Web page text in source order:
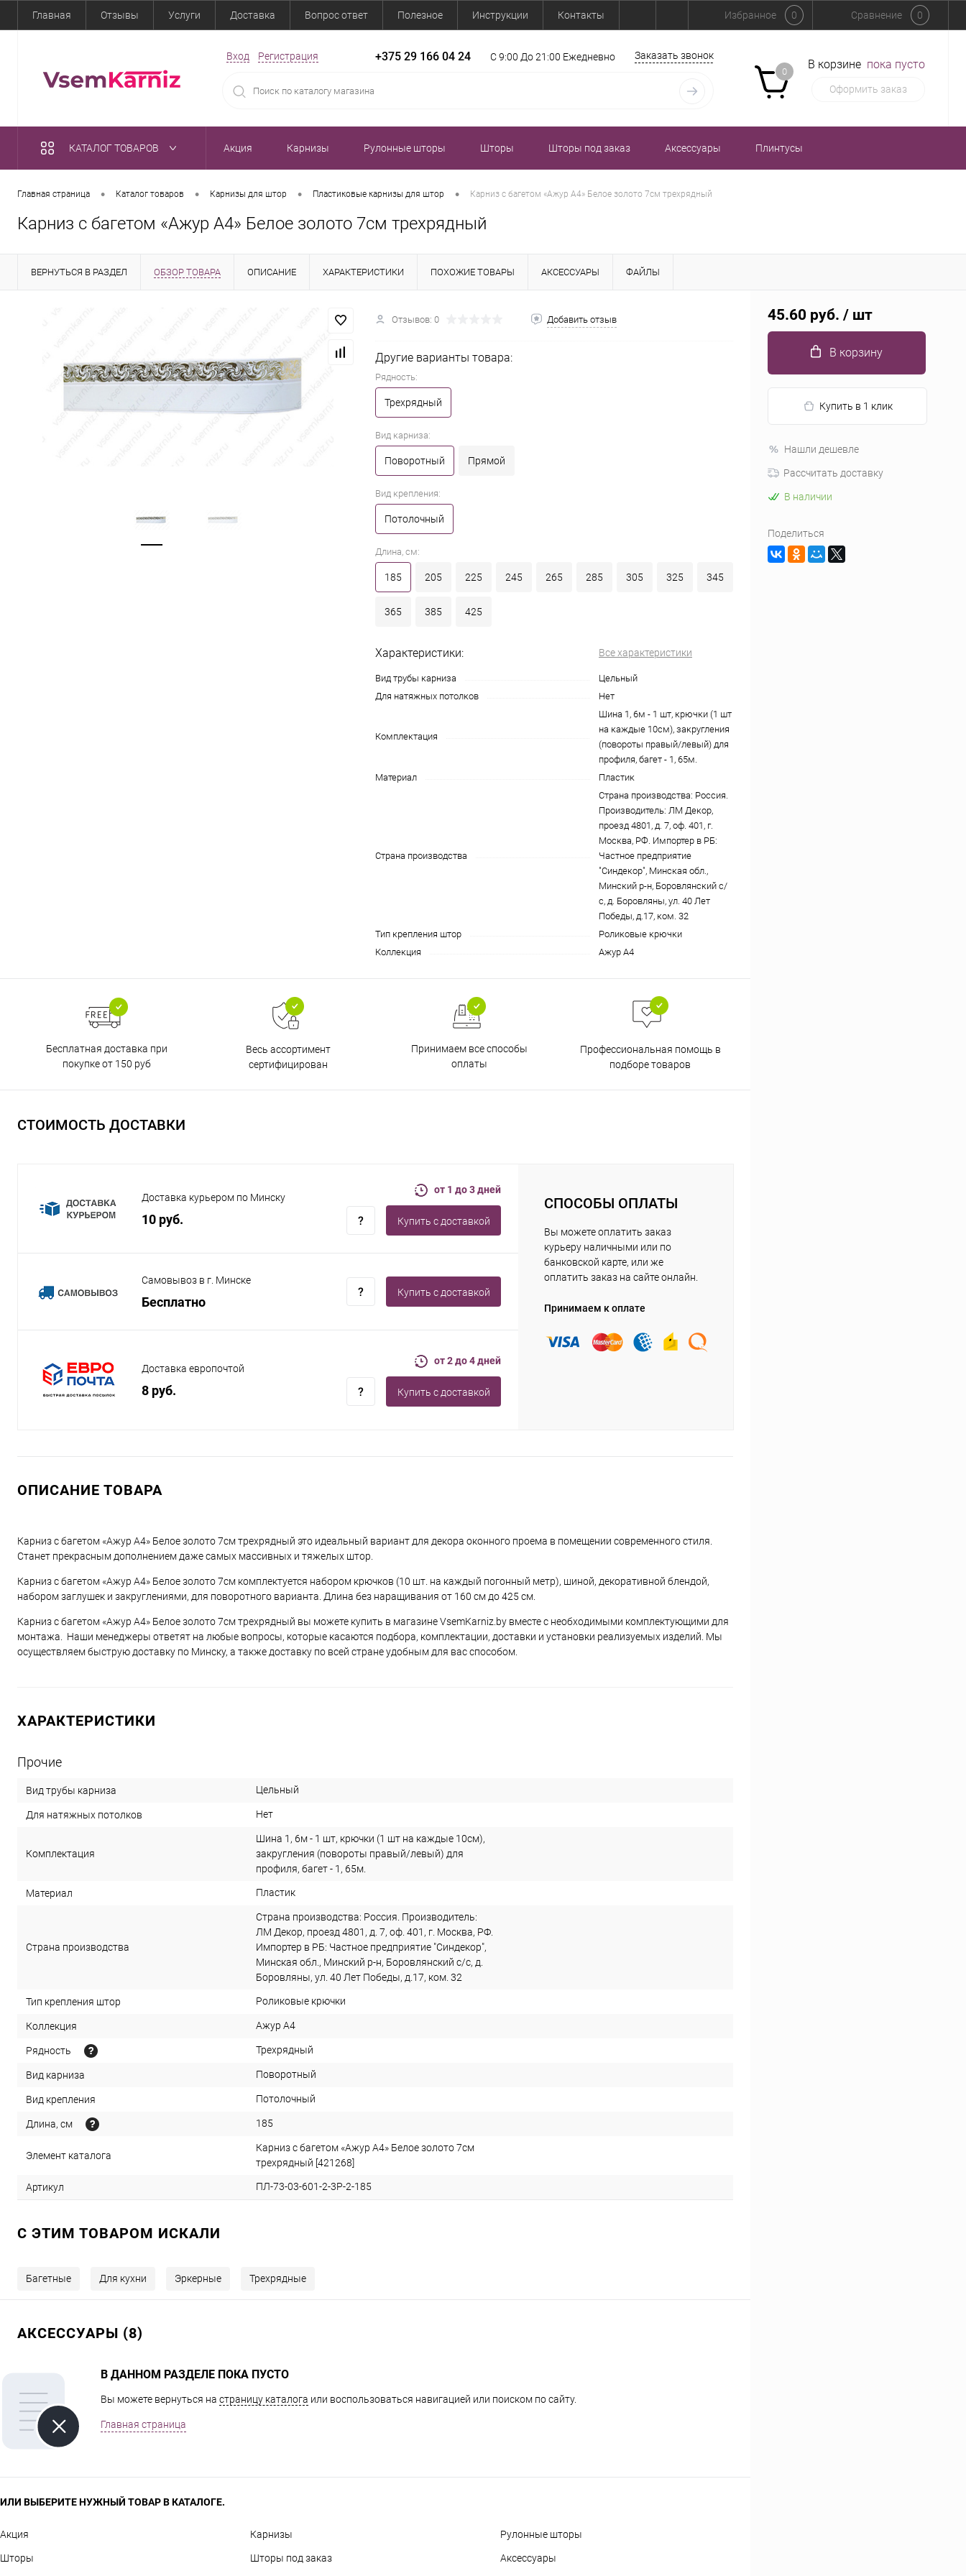
Главная Отзывы Услуги Доставка Вопрос ответ Полезное Инструкции Контакты Избранное 0 Сравнение 0
Вход Регистрация +375 29 166 04 24 С 9:00 До 21:00 Ежедневно Заказать звонок
0
В корзине пока пусто
Оформить заказ
КАТАЛОГ ТОВАРОВ Акция Карнизы Рулонные шторы Шторы Шторы под заказ Аксессуары Плинтусы
Главная страница • Каталог товаров • Карнизы для штор • Пластиковые карнизы для штор • Карниз с багетом «Ажур А4» Белое золото 7см трехрядный
Карниз с багетом «Ажур А4» Белое золото 7см трехрядный
ВЕРНУТЬСЯ В РАЗДЕЛ ОБЗОР ТОВАРА ОПИСАНИЕ ХАРАКТЕРИСТИКИ ПОХОЖИЕ ТОВАРЫ АКСЕССУАРЫ ФАЙЛЫ
Отзывов: 0 Добавить отзыв
Другие варианты товара:
Рядность:
Трехрядный
Вид карниза:
Поворотный Прямой
Вид крепления:
Потолочный
Длина, см:
185 205 225 245 265 285 305 325 345
365 385 425
Характеристики: Все характеристики
Вид трубы карниза
Цельный
Для натяжных потолков
Нет
Комплектация
Шина 1, 6м - 1 шт, крючки (1 шт
на каждые 10см), закругления
(повороты правый/левый) для
профиля, багет - 1, 65м.
Материал
Пластик
Страна производства
Страна производства: Россия.
Производитель: ЛМ Декор,
проезд 4801, д. 7, оф. 401, г.
Москва, РФ. Импортер в РБ:
Частное предприятие
"Синдекор", Минская обл.,
Минский р-н, Боровлянский с/
с, д. Боровляны, ул. 40 Лет
Победы, д.17, ком. 32
Тип крепления штор
Роликовые крючки
Коллекция
Ажур А4
Бесплатная доставка при
покупке от 150 руб
Весь ассортимент
сертифицирован
Принимаем все способы
оплаты
Профессиональная помощь в
подборе товаров
СТОИМОСТЬ ДОСТАВКИ
Доставка курьером по Минску
10 руб.
от 1 до 3 дней
Купить c доставкой
Самовывоз в г. Минске
Бесплатно
Купить c доставкой
Доставка европочтой
8 руб.
от 2 до 4 дней
Купить c доставкой
СПОСОБЫ ОПЛАТЫ
Вы можете оплатить заказ
курьеру наличными или по
банковской карте, или же
оплатить заказ на сайте онлайн.
Принимаем к оплате
ОПИСАНИЕ ТОВАРА
Карниз с багетом «Ажур А4» Белое золото 7см трехрядный это идеальный вариант для декора оконного проема в помещении современного стиля.
Станет прекрасным дополнением даже самых массивных и тяжелых штор.
Карниз с багетом «Ажур А4» Белое золото 7см комплектуется набором крючков (10 шт. на каждый погонный метр), шиной, декоративной блендой,
набором заглушек и закруглениями, для поворотного варианта. Длина без наращивания от 160 см до 425 см.
Карниз с багетом «Ажур А4» Белое золото 7см трехрядный вы можете купить в магазине VsemKarniz.by вместе с необходимыми комплектующими для
монтажа. Наши менеджеры ответят на любые вопросы, которые касаются подбора, комплектации, доставки и установки реализуемых изделий. Мы
осуществляем быструю доставку по Минску, а также доставку по всей стране удобным для вас способом.
ХАРАКТЕРИСТИКИ
Прочие
Вид трубы карниза Цельный
Для натяжных потолков Нет
Комплектация
Шина 1, 6м - 1 шт, крючки (1 шт на каждые 10см),
закругления (повороты правый/левый) для
профиля, багет - 1, 65м.
Материал Пластик
Страна производства
Страна производства: Россия. Производитель:
ЛМ Декор, проезд 4801, д. 7, оф. 401, г. Москва, РФ.
Импортер в РБ: Частное предприятие "Синдекор",
Минская обл., Минский р-н, Боровлянский с/с, д.
Боровляны, ул. 40 Лет Победы, д.17, ком. 32
Тип крепления штор Роликовые крючки
Коллекция Ажур А4
Рядность Трехрядный
Вид карниза Поворотный
Вид крепления Потолочный
Длина, см 185
Элемент каталога
Карниз с багетом «Ажур А4» Белое золото 7см
трехрядный [421268]
Артикул ПЛ-73-03-601-2-3Р-2-185
C ЭТИМ ТОВАРОМ ИСКАЛИ
Багетные Для кухни Эркерные Трехрядные
АКСЕССУАРЫ (8)
В ДАННОМ РАЗДЕЛЕ ПОКА ПУСТО
Вы можете вернуться на страницу каталога или воспользоваться навигацией или поиском по сайту.
Главная страница
ИЛИ ВЫБЕРИТЕ НУЖНЫЙ ТОВАР В КАТАЛОГЕ.
Акция Карнизы Рулонные шторы
Шторы Шторы под заказ Аксессуары
45.60 руб. / шт
В корзину
Купить в 1 клик
Нашли дешевле
Рассчитать доставку
В наличии
Поделиться